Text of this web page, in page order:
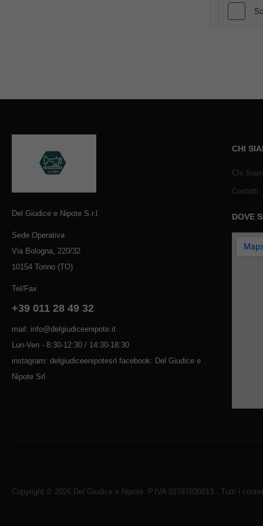
Del Giudice e Nipote S.r.l.
Sede Operativa
Via Bologna, 220/32
10154 Torino (TO)
Tel/Fax
+39 011 28 49 32
mail: info@delgiudiceenipote.it
Lun-Ven - 8:30-12:30 / 14:30-18:30
instagram: delgiudiceenipotesrl facebook: Del Giudice e
Nipote Srl
CHI
Chi
Contatti
DOVE
Copyright © 2026 Del Giudice e Nipote. P.IVA 02787830013 - Tutti i